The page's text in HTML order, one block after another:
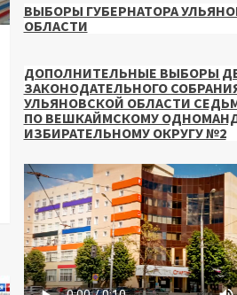
ВЫБОРЫ ГУБЕРНАТОРА
ОБЛАСТИ
ДОПОЛНИТЕЛЬНЫЕ ВЫБОРЫ
ЗАКОНОДАТЕЛЬНОГО
УЛЬЯНОВСКОЙ ОБЛАСТИ
ПО ВЕШКАЙМСКОМУ
ИЗБИРАТЕЛЬНОМУ ОКРУГУ №2